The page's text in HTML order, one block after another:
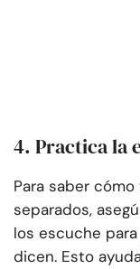
4. Practica la
Para saber
separados,
los escuche
dicen. Esto